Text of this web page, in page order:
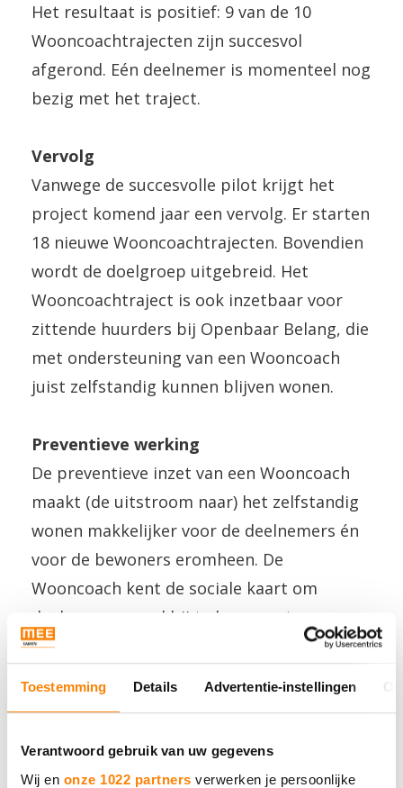
Toestemming Details Advertentie-instellingen
Verantwoord gebruik van uw gegevens
Wij en onze 1022 partners verwerken je persoonlijke
Het resultaat is positief: 9 van de 10
Wooncoachtrajecten zijn succesvol
afgerond. Eén deelnemer is momenteel nog
bezig met het traject.
Vervolg
Vanwege de succesvolle pilot krijgt het
project komend jaar een vervolg. Er starten
18 nieuwe Wooncoachtrajecten. Bovendien
wordt de doelgroep uitgebreid. Het
Wooncoachtraject is ook inzetbaar voor
zittende huurders bij Openbaar Belang, die
met ondersteuning van een Wooncoach
juist zelfstandig kunnen blijven wonen.
Preventieve werking
De preventieve inzet van een Wooncoach
maakt (de uitstroom naar) het zelfstandig
wonen makkelijker voor de deelnemers én
voor de bewoners eromheen. De
Wooncoach kent de sociale kaart om
deelnemers goed bij te kunnen staan.
Samenwerking met SamenZwolle speelt
vraagbaak en coach van de deelnemers en